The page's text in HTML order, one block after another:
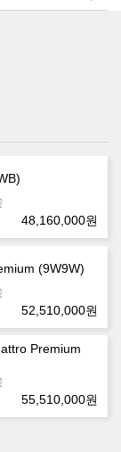
48,160,000원
(9W9W)
52,510,000원
Premium
55,510,000원